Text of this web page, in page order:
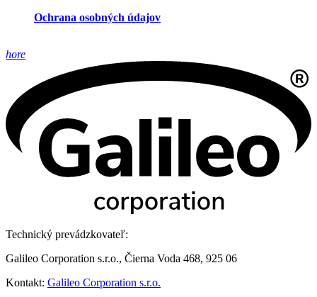
Ochrana osobných údajov
hore
Technický prevádzkovateľ:
Galileo Corporation s.r.o., Čierna Voda 468, 925 06
Kontakt: Galileo Corporation s.r.o.